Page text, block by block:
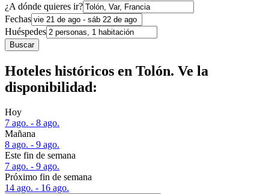
¿A dónde quieres ir?
Fechas
Huéspedes
Buscar
Hoteles históricos en Tolón. Ve la
disponibilidad:
Hoy
7 ago. - 8 ago.
Mañana
8 ago. - 9 ago.
Este fin de semana
7 ago. - 9 ago.
Próximo fin de semana
14 ago. - 16 ago.